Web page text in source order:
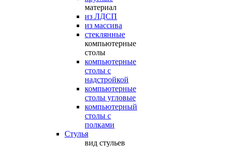
материал
из ЛДСП
из массива
стеклянные
компьютерные
столы
компьютерные
столы с
надстройкой
компьютерные
столы угловые
компьютерный
столы с
полками
Стулья
вид стульев